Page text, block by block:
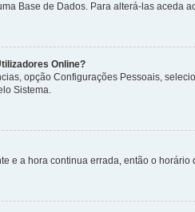
Base de Dados. Para alterá-las aceda
Online?
opção Configurações Pessoais,
Sistema.
e a hora continua errada, então o